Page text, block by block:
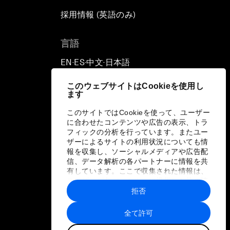
このウェブサイトはCookieを使用し
ます
このサイトではCookieを使って、ユーザー
に合わせたコンテンツや広告の表示、トラ
フィックの分析を行っています。またユー
ザーによるサイトの利用状況についても情
報を収集し、ソーシャルメディアや広告配
信、データ解析の各パートナーに情報を共
有しています。ここで収集された情報は、
ユーザーが各パートナーに提供した他の情
報や各パートナーのサービスを使用した際
に収集された情報と組み合わされ、各パー
トナーによって使用されることがありま
す。
全て許可
拒否
採用情報 (英語のみ)
言語
EN ▪ES▪中文▪ 日本語